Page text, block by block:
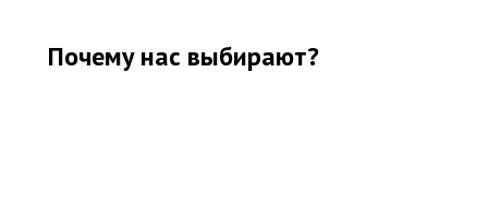
Почему нас выбирают?